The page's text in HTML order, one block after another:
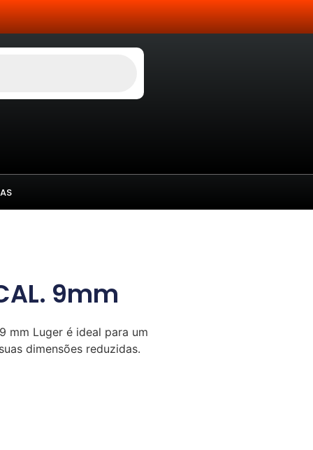
9mm
mm Luger é ideal para um
dimensões reduzidas.